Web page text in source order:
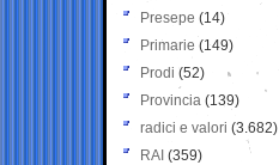
Presepe (14)
Primarie (149)
Prodi (52)
Provincia (139)
radici e valori (3.682)
RAI (359)